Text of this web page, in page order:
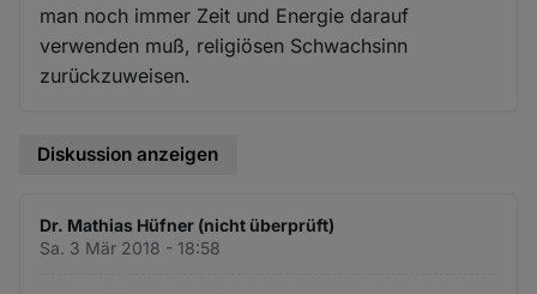
man noch immer Zeit und Energie darauf
verwenden muß, religiösen Schwachsinn
zurückzuweisen.
Diskussion anzeigen
Dr. Mathias Hüfner (nicht überprüft)
Sa. 3 Mär 2018 - 18:58